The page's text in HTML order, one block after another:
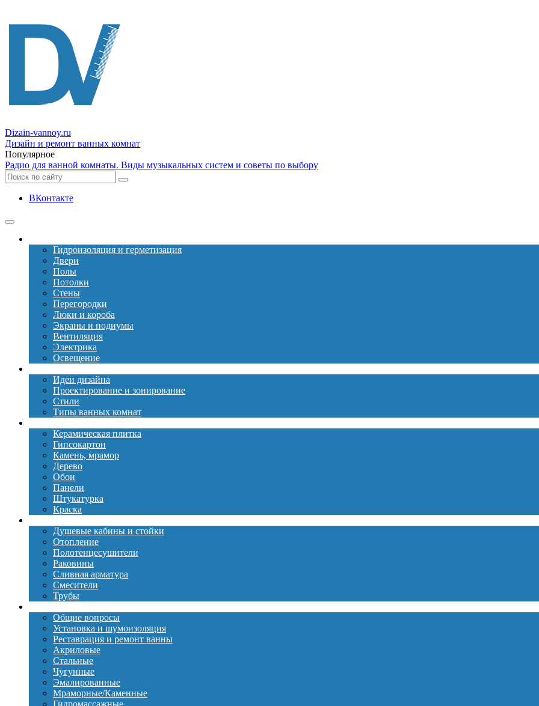
Dizain-vannoy.ru
Дизайн и ремонт ванных комнат
Популярное
Радио для ванной комнаты. Виды музыкальных систем и советы по выбору
ВКонтакте
Гидроизоляция и герметизация
Двери
Полы
Потолки
Стены
Перегородки
Люки и короба
Экраны и подиумы
Вентиляция
Электрика
Освещение
Идеи дизайна
Проектирование и зонирование
Стили
Типы ванных комнат
Керамическая плитка
Гипсокартон
Камень, мрамор
Дерево
Обои
Панели
Штукатурка
Краска
Душевые кабины и стойки
Отопление
Полотенцесушители
Раковины
Сливная арматура
Смесители
Трубы
Общие вопросы
Установка и шумоизоляция
Реставрация и ремонт ванны
Акриловые
Стальные
Чугунные
Эмалированные
Мраморные/Каменные
Гидромассажные